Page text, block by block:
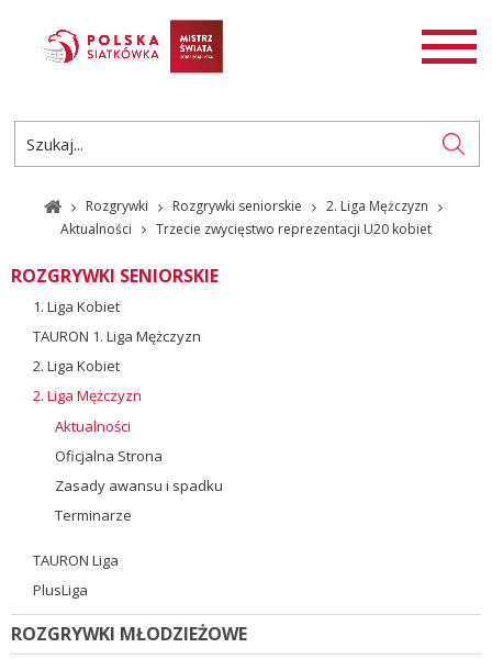
AKTUALNOŚCI
ROZGRYWKI
PL
EN
Rozgrywki Rozgrywki seniorskie
2. Liga Mężczyzn
Aktualności
Trzecie zwycięstwo reprezentacji U20 kobiet
ROZGRYWKI SENIORSKIE
1. Liga Kobiet
TAURON 1. Liga Mężczyzn
2. Liga Kobiet
2. Liga Mężczyzn
Aktualności
Oficjalna Strona
Zasady awansu i spadku
Terminarze
TAURON Liga
PlusLiga
ROZGRYWKI MŁODZIEŻOWE